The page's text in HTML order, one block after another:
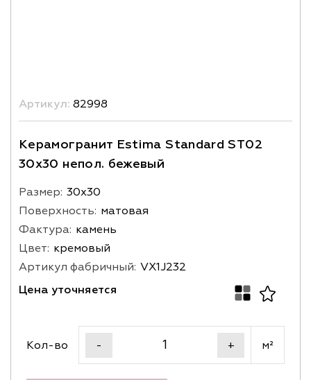
Артикул: 82998
Керамогранит Estima Standard ST02
30x30 непол. бежевый
Размер: 30х30
Поверхность: матовая
Фактура: камень
Цвет: кремовый
Артикул фабричный: VX1J232
Цена уточняется
Кол-во - + м²